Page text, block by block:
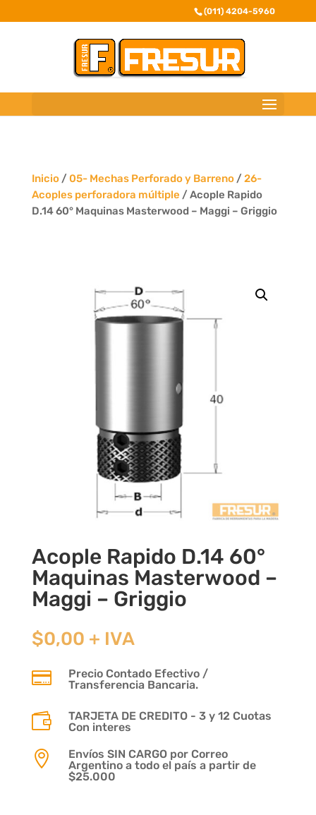
(011) 4204-5960
Inicio/ 05- Mechas Perforado y Barreno/ 26-
Acoples perforadora múltiple / Acople Rapido
D.14 60° Maquinas Masterwood – Maggi – Griggio
Acople Rapido D.14 60°
Maquinas Masterwood –
Maggi – Griggio
$0,00 + IVA

Precio Contado Efectivo /
Transferencia Bancaria.

TARJETA DE CREDITO - 3 y 12 Cuotas
Con interes

Envíos SIN CARGO por Correo
Argentino a todo el país a partir de
$25.000